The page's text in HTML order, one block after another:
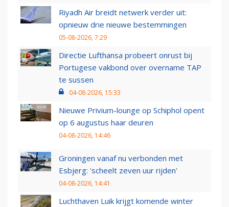
Riyadh Air breidt netwerk verder uit:
opnieuw drie nieuwe bestemmingen
05-08-2026, 7:29
Directie Lufthansa probeert onrust bij
Portugese vakbond over overname TAP
te sussen
04-08-2026, 15:33
Nieuwe Privium-lounge op Schiphol opent
op 6 augustus haar deuren
04-08-2026, 14:46
Groningen vanaf nu verbonden met
Esbjerg: 'scheelt zeven uur rijden'
04-08-2026, 14:41
Luchthaven Luik krijgt komende winter